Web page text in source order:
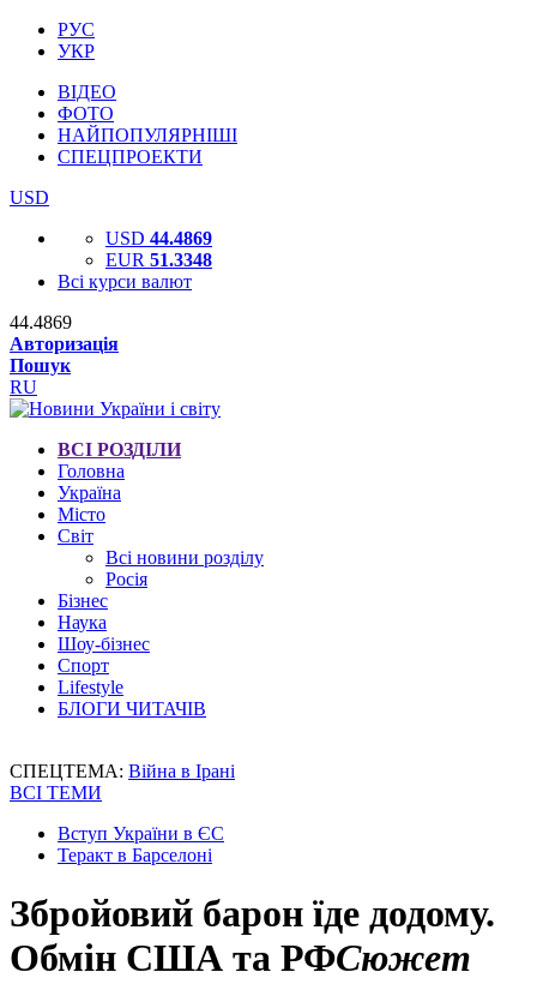
РУС
УКР
ВІДЕО
ФОТО
НАЙПОПУЛЯРНІШІ
СПЕЦПРОЕКТИ
USD
USD 44.4869
EUR 51.3348
Всі курси валют
44.4869
Авторизація
Пошук
RU
ВСІ РОЗДІЛИ
Головна
Україна
Місто
Світ
Всі новини розділу
Росія
Бізнес
Наука
Шоу-бізнес
Спорт
Lifestyle
БЛОГИ ЧИТАЧІВ
СПЕЦТЕМА: Війна в Ірані
ВСІ ТЕМИ
Вступ України в ЄС
Теракт в Барселоні
Збройовий барон їде додому.
Обмін США та РФСюжет